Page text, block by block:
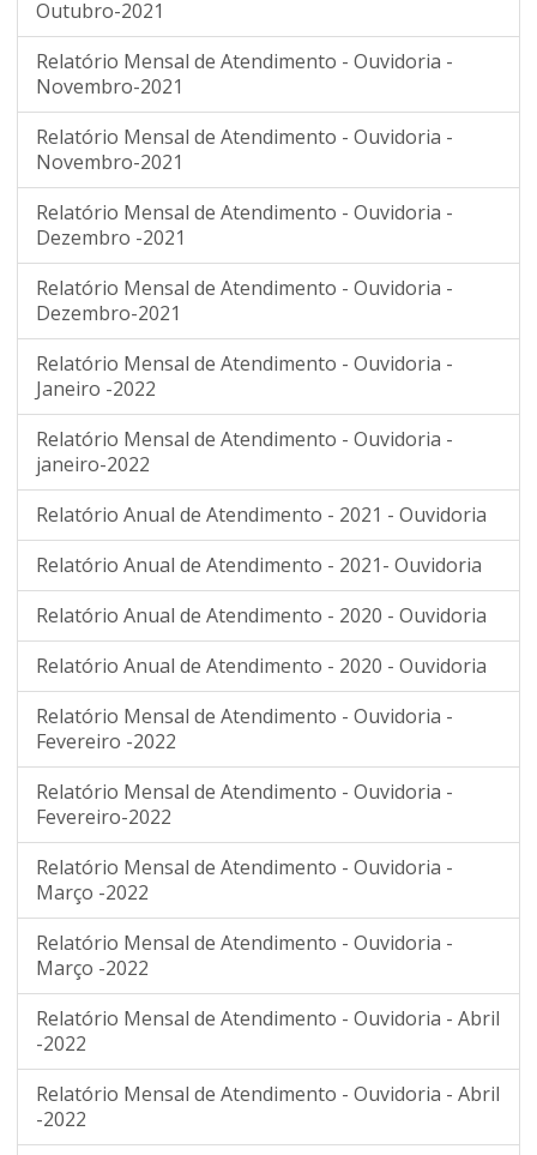
Outubro-2021
Relatório Mensal de Atendimento - Ouvidoria -
Novembro-2021
Relatório Mensal de Atendimento - Ouvidoria -
Novembro-2021
Relatório Mensal de Atendimento - Ouvidoria -
Dezembro -2021
Relatório Mensal de Atendimento - Ouvidoria -
Dezembro-2021
Relatório Mensal de Atendimento - Ouvidoria -
Janeiro -2022
Relatório Mensal de Atendimento - Ouvidoria -
janeiro-2022
Relatório Anual de Atendimento - 2021 - Ouvidoria
Relatório Anual de Atendimento - 2021- Ouvidoria
Relatório Anual de Atendimento - 2020 - Ouvidoria
Relatório Anual de Atendimento - 2020 - Ouvidoria
Relatório Mensal de Atendimento - Ouvidoria -
Fevereiro -2022
Relatório Mensal de Atendimento - Ouvidoria -
Fevereiro-2022
Relatório Mensal de Atendimento - Ouvidoria -
Março -2022
Relatório Mensal de Atendimento - Ouvidoria -
Março -2022
Relatório Mensal de Atendimento - Ouvidoria - Abril
-2022
Relatório Mensal de Atendimento - Ouvidoria - Abril
-2022